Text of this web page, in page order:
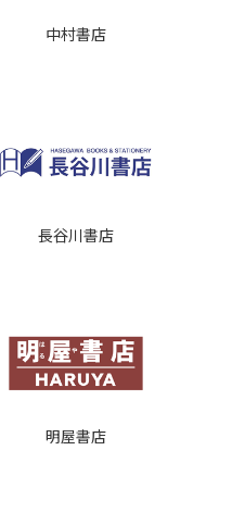
中村書店
長谷川書店
明屋書店